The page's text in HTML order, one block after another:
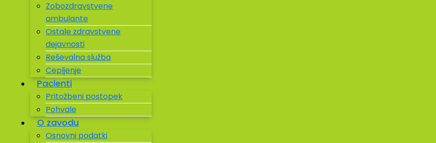
Zobozdravstvene
ambulante
Ostale zdravstvene
dejavnosti
Reševalna služba
Cepljenje
Pacienti
Pritožbeni postopek
Pohvale
O zavodu
Osnovni podatki